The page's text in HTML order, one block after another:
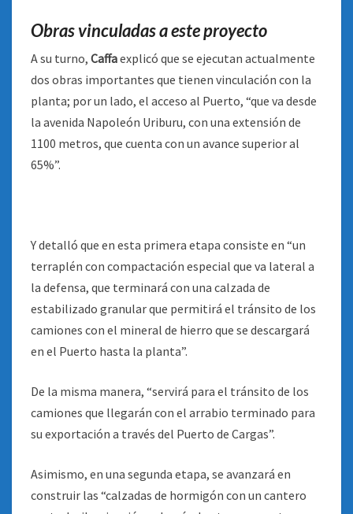
Obras vinculadas a este proyecto
A su turno, Caffaexplicó que se ejecutan actualmente
dos obras importantes que tienen vinculación con la
planta; por un lado, el acceso al Puerto, “que va desde
la avenida Napoleón Uriburu, con una extensión de
1100 metros, que cuenta con un avance superior al
65%”.
Y detalló que en esta primera etapa consiste en “un
terraplén con compactación especial que va lateral a
la defensa, que terminará con una calzada de
estabilizado granular que permitirá el tránsito de los
camiones con el mineral de hierro que se descargará
en el Puerto hasta la planta”.
De la misma manera, “servirá para el tránsito de los
camiones que llegarán con el arrabio terminado para
su exportación a través del Puerto de Cargas”.
Asimismo, en una segunda etapa, se avanzará en
construir las “calzadas de hormigón con un cantero